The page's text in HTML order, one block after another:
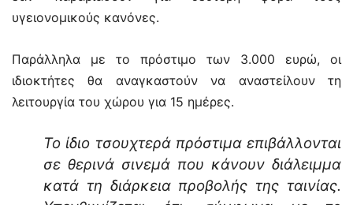
υγειονομικούς κανόνες.
Παράλληλα με το πρόστιμο των 3.000 ευρώ, οι
ιδιοκτήτες θα αναγκαστούν να αναστείλουν τη
λειτουργία του χώρου για 15 ημέρες.
Το ίδιο τσουχτερά πρόστιμα επιβάλλονται
σε θερινά σινεμά που κάνουν διάλειμμα
κατά τη διάρκεια προβολής της ταινίας.